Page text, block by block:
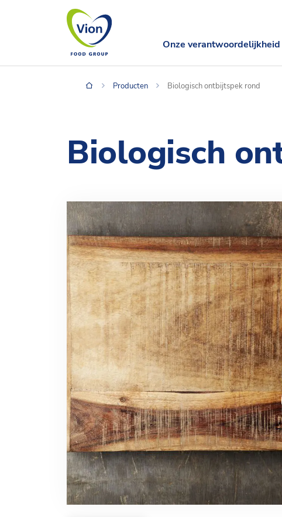
Onze verantwoordelijkheid
Producten Biologisch ontbijtspek rond
Biologisch